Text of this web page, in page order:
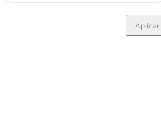
Aplicar